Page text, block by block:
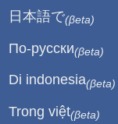
日本語で(βeta)
По-русски(βeta)
Di indonesia(βeta)
Trong việt(βeta)